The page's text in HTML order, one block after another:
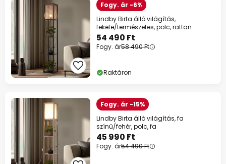
Fogy. ár -6%
Lindby Birta álló világítás,
fekete/természetes, polc, rattan
54 490 Ft
Fogy. ár58 490 Ft
Raktáron
Fogy. ár -15%
Lindby Birta álló világítás, fa
színű/fehér, polc, fa
45 990 Ft
Fogy. ár54 490 Ft